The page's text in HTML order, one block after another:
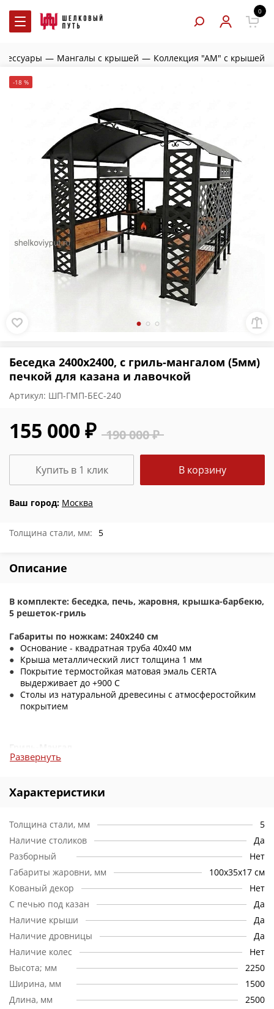
0
— Мангалы с крышей — Коллекция "АМ" с крышей
-18 %
Беседка 2400х2400, с гриль-мангалом (5мм)
печкой для казана и лавочкой
Артикул: ШП-ГМП-БЕС-240
190 000 ₽
155 000 ₽
Ваш город: Москва
В корзину
Купить в 1 клик
Толщина стали, мм: 5
Описание
В комплекте: беседка, печь, жаровня, крышка-барбекю,
5 решеток-гриль
Габариты по ножкам: 240x240 см
Основание - квадратная труба 40x40 мм
Крыша металлический лист толщина 1 мм
Покрытие термостойкая матовая эмаль CERTA
выдерживает до +900 C
Столы из натуральной древесины с атмосферостойким
покрытием
прорези под шампуры - 13 шт
Решетка для гриля (решетка из стального квадратного
прутка 10x10 мм. Состоит из 5 сегментов шириной по 20
см)
Развернуть
Характеристики
Толщина стали, мм
5
Наличие столиков
Да
Разборный
Нет
Габариты жаровни, мм
100х35х17 см
Кованый декор
Нет
С печью под казан
Да
Наличие крыши
Да
Наличие дровницы
Да
Наличие колес
Нет
Высота; мм
2250
Ширина, мм
1500
Длина, мм
2500